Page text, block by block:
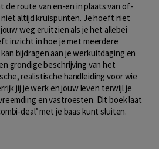
de route van en-en in plaats van of-
altijd kruispunten. Je hoeft niet
weg eruitzien als je het allebei
inzicht in hoe je met meerdere
bijdragen aan je werkuitdaging en
grondige beschrijving van het
realistische handleiding voor wie
jij je werk en jouw leven terwijl je
en vastroesten. Dit boek laat
deal’ met je baas kunt sluiten.